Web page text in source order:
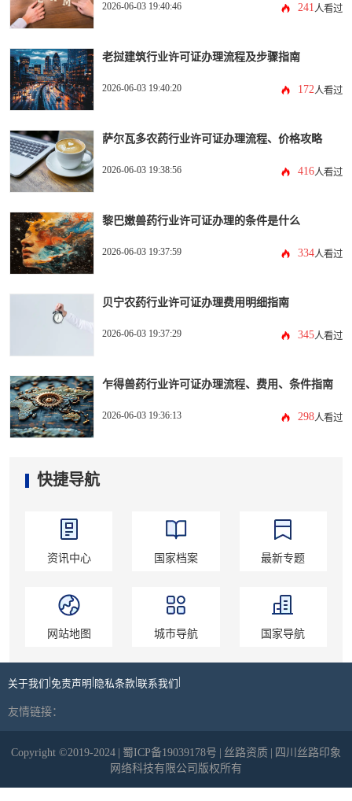
2026-06-03 19:40:46 241人看过
老挝建筑行业许可证办理流程及步骤指南
2026-06-03 19:40:20 172人看过
萨尔瓦多农药行业许可证办理流程、价格攻略
2026-06-03 19:38:56 416人看过
黎巴嫩兽药行业许可证办理的条件是什么
2026-06-03 19:37:59 334人看过
贝宁农药行业许可证办理费用明细指南
2026-06-03 19:37:29 345人看过
乍得兽药行业许可证办理流程、费用、条件指南
2026-06-03 19:36:13 298人看过
快捷导航
资讯中心 国家档案 最新专题
网站地图 城市导航 国家导航
关于我们 免责声明 隐私条款 联系我们
友情链接：
Copyright ©2019-2024 蜀ICP备19039178号 丝路资质
四川丝路印象
网络科技有限公司版权所有